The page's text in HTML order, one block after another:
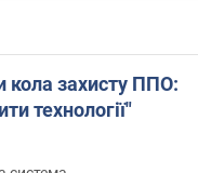
кола захисту ППО:
технології"